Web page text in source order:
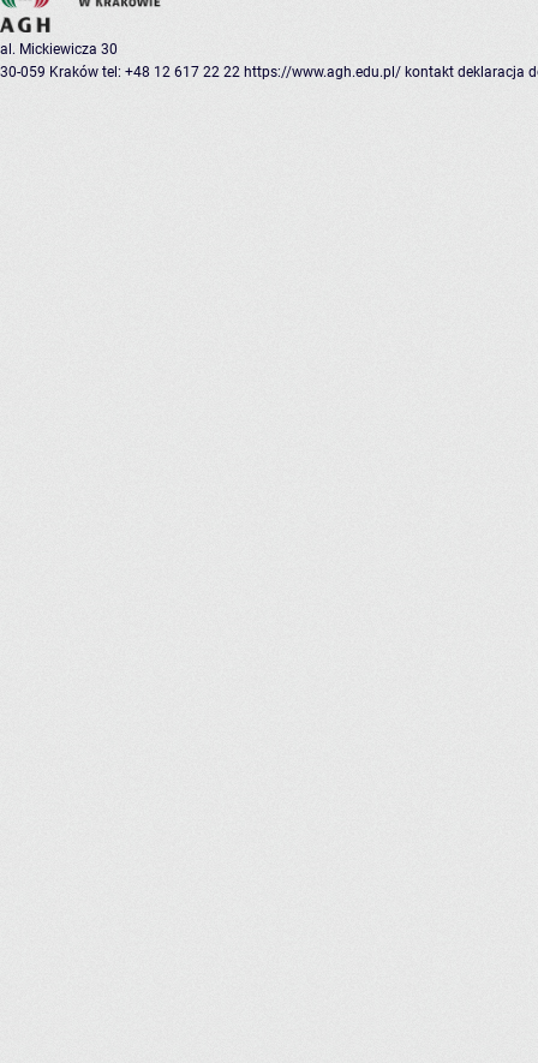
al. Mickiewicza 30
30-059 Kraków tel: +48 12 617 22 22 https://www.agh.edu.pl/ kontakt deklaracja